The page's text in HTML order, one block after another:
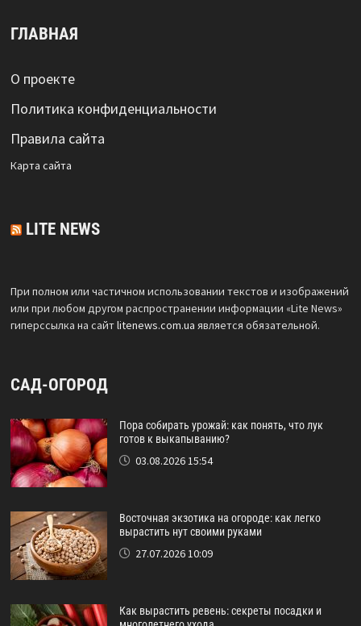
ГЛАВНАЯ
О проекте
Политика конфиденциальности
Правила сайта
Карта сайта
LITE NEWS
При полном или частичном использовании текстов и изображений
или при любом другом распространении информации «Lite News»
гиперссылка на сайтlitenews.com.ua является обязательной.
САД-ОГОРОД
Пора собирать урожай: как понять, что лук
готов к выкапыванию?
03.08.2026 15:54
Восточная экзотика на огороде: как легко
вырастить нут своими руками
27.07.2026 10:09
Как вырастить ревень: секреты посадки и